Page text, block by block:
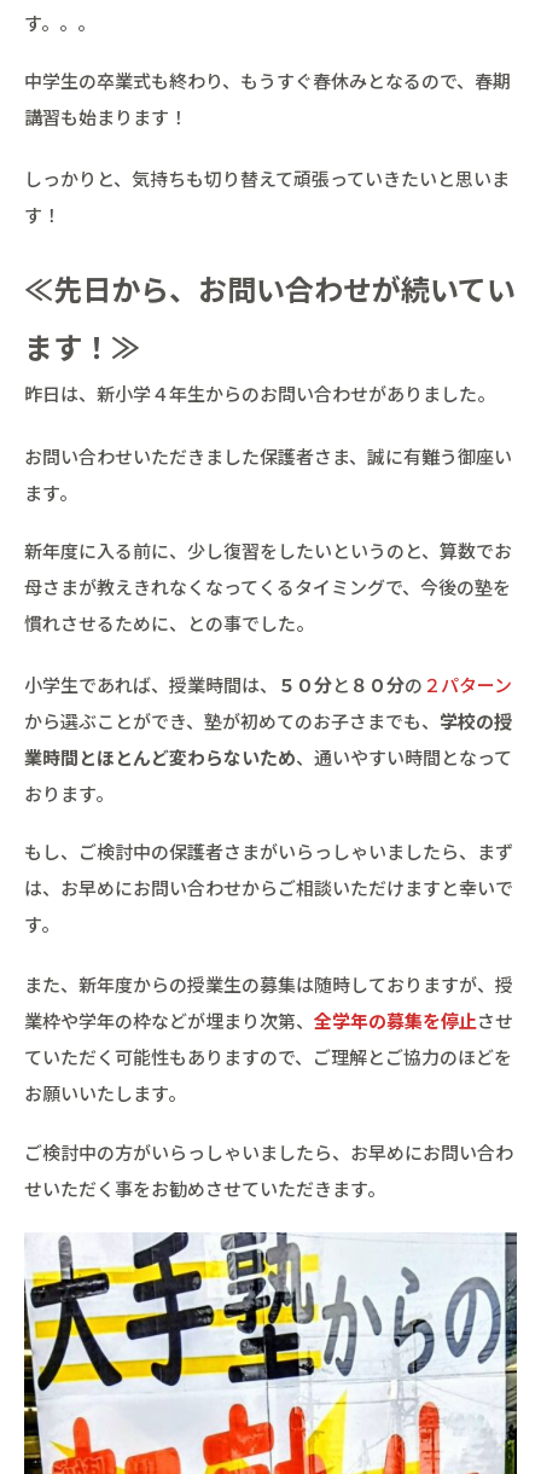
す。。。
中学生の卒業式も終わり、もうすぐ春休みとなるので、春期
講習も始まります！
しっかりと、気持ちも切り替えて頑張っていきたいと思いま
す！
≪先日から、お問い合わせが続いてい
ます！≫
昨日は、新小学４年生からのお問い合わせがありました。
お問い合わせいただきました保護者さま、誠に有難う御座い
ます。
新年度に入る前に、少し復習をしたいというのと、算数でお
母さまが教えきれなくなってくるタイミングで、今後の塾を
慣れさせるために、との事でした。
小学生であれば、授業時間は、 ５０分と ８０分の ２パターン
から選ぶことができ、塾が初めてのお子さまでも、 学校の授
業時間とほとんど変わらないため、通いやすい時間となって
おります。
もし、ご検討中の保護者さまがいらっしゃいましたら、まず
は、お早めにお問い合わせからご相談いただけますと幸いで
す。
また、新年度からの授業生の募集は随時しておりますが、授
業枠や学年の枠などが埋まり次第、 全学年の募集を停止させ
ていただく可能性もありますので、ご理解とご協力のほどを
お願いいたします。
ご検討中の方がいらっしゃいましたら、お早めにお問い合わ
せいただく事をお勧めさせていただきます。